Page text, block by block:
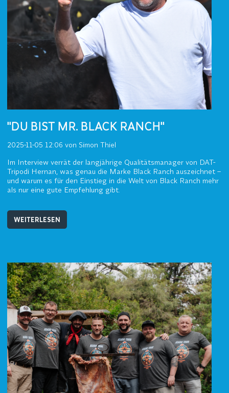
"DU BIST MR. BLACK RANCH"
2025-11-05 12:06 von Simon Thiel
Im Interview verrät der langjährige Qualitätsmanager von DAT-
Tripodi Hernan, was genau die Marke Black Ranch auszeichnet –
und warum es für den Einstieg in die Welt von Black Ranch mehr
als nur eine gute Empfehlung gibt.
WEITERLESEN